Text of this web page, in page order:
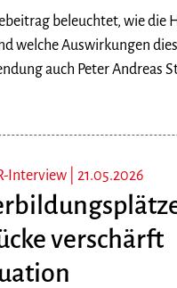
beleuchtet, wie
welche Auswirkungen
auch Peter Andreas
Interview | 21.05.2026
verschärft